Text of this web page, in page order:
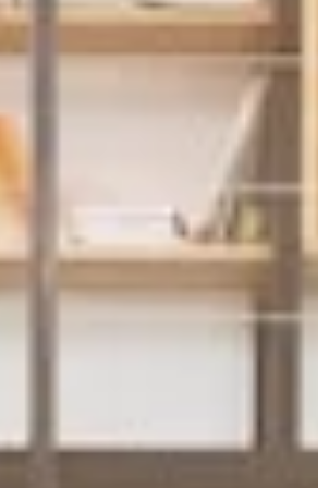
WNĘTRZA WYKOŃCZENIE
11 listopada 2025
Sztuka wyboru idealnego kamienia
Sprawdź, jak efektywnie wybierać